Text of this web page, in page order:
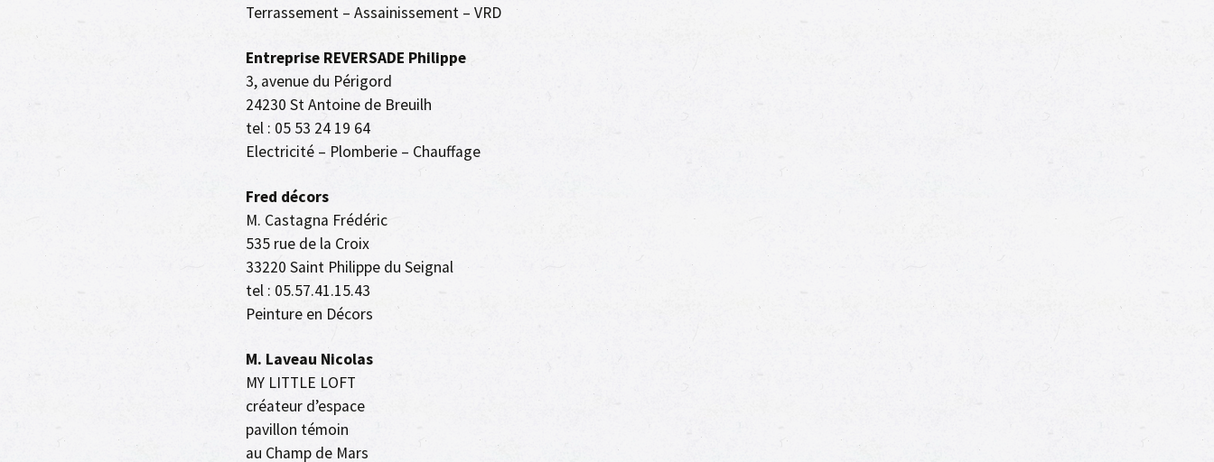
Terrassement – Assainissement – VRD
Entreprise REVERSADE Philippe
3, avenue du Périgord
24230 St Antoine de Breuilh
tel : 05 53 24 19 64
Electricité – Plomberie – Chauffage
Fred décors
M. Castagna Frédéric
535 rue de la Croix
33220 Saint Philippe du Seignal
tel : 05.57.41.15.43
Peinture en Décors
M. Laveau Nicolas
MY LITTLE LOFT
créateur d’espace
pavillon témoin
au Champ de Mars